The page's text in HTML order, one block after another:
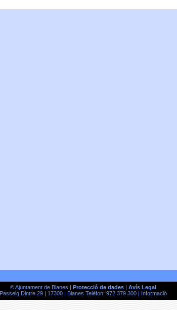
© Ajuntament de Blanes | Protecció de dades| Avís Legal
Passeig Dintre 29 | 17300 | Blanes Telèfon: 972 379 300 |
Informació